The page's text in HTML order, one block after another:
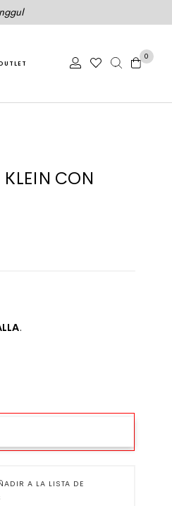
0
KLEIN CON
.
CANTIDAD
A LA LISTA DE